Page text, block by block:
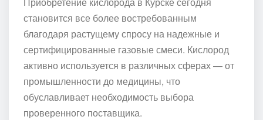
становится все более востребованным
благодаря растущему спросу на надежные и
сертифицированные газовые смеси. Кислород
активно используется в различных сферах — от
промышленности до медицины, что
обуславливает необходимость выбора
проверенного поставщика.